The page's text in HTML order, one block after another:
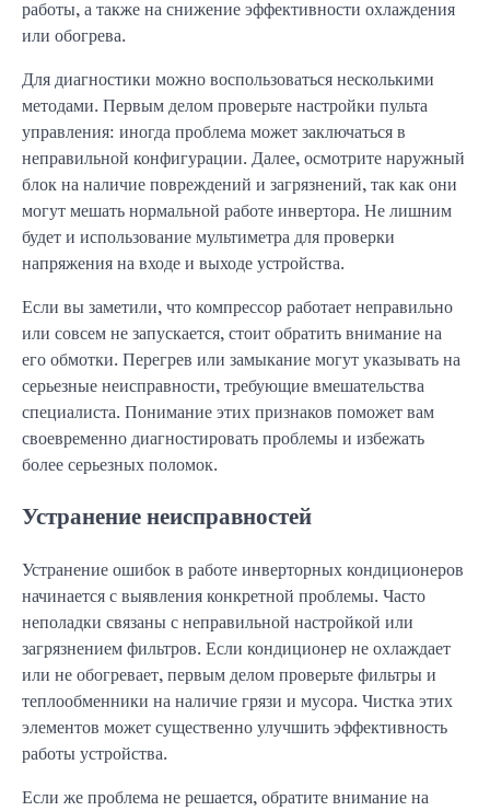
работы, а также на снижение эффективности охлаждения
или обогрева.
Для диагностики можно воспользоваться несколькими
методами. Первым делом проверьте настройки пульта
управления: иногда проблема может заключаться в
неправильной конфигурации. Далее, осмотрите наружный
блок на наличие повреждений и загрязнений, так как они
могут мешать нормальной работе инвертора. Не лишним
будет и использование мультиметра для проверки
напряжения на входе и выходе устройства.
Если вы заметили, что компрессор работает неправильно
или совсем не запускается, стоит обратить внимание на
его обмотки. Перегрев или замыкание могут указывать на
серьезные неисправности, требующие вмешательства
специалиста. Понимание этих признаков поможет вам
своевременно диагностировать проблемы и избежать
более серьезных поломок.
Устранение неисправностей
Устранение ошибок в работе инверторных кондиционеров
начинается с выявления конкретной проблемы. Часто
неполадки связаны с неправильной настройкой или
загрязнением фильтров. Если кондиционер не охлаждает
или не обогревает, первым делом проверьте фильтры и
теплообменники на наличие грязи и мусора. Чистка этих
элементов может существенно улучшить эффективность
работы устройства.
Если же проблема не решается, обратите внимание на